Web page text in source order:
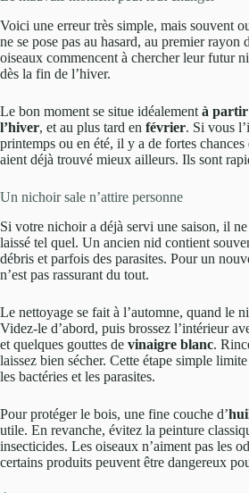
Voici une erreur très simple, mais souvent
ne se pose pas au hasard, au premier rayon
oiseaux commencent à chercher leur futur
dès la fin de l’hiver.
Le bon moment se situe idéalement à partir
l’hiver, et au plus tard en février. Si vous
printemps ou en été, il y a de fortes chances
aient déjà trouvé mieux ailleurs. Ils sont
Un nichoir sale n’attire personne
Si votre nichoir a déjà servi une saison, il ne
laissé tel quel. Un ancien nid contient
débris et parfois des parasites. Pour un
n’est pas rassurant du tout.
Le nettoyage se fait à l’automne, quand le
Videz-le d’abord, puis brossez l’intérieur
et quelques gouttes de vinaigre blanc.
laissez bien sécher. Cette étape simple
les bactéries et les parasites.
Pour protéger le bois, une fine couche d’
utile. En revanche, évitez la peinture
insecticides. Les oiseaux n’aiment pas les
certains produits peuvent être dangereux